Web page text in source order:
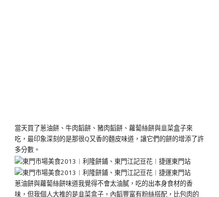
當天買了蔥油餅、牛肉饀餅、豬肉饀餅、蘿蔔絲餅與韭菜盒子來
吃，最印象深刻的是那很Q又香的麵皮味道，讓它們的餅的增添了許
多分數。
蔥油餅與蘿蔔絲餅味道我覺得不會太油膩，吃的出本身食材的香
味，但我個人大推的是韭菜盒子，內饀豐富有粉絲搭配，比包肉的